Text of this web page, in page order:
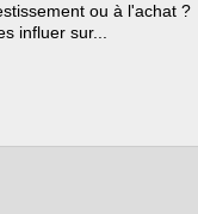
ou à l'achat ?
influer sur...